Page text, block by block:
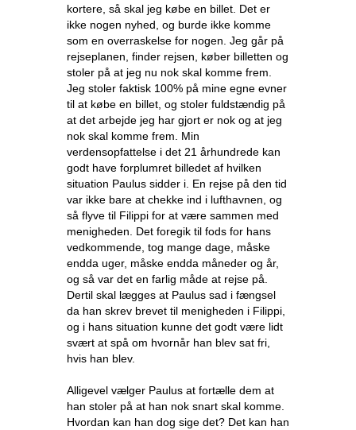
kortere, så skal jeg købe en billet. Det er
ikke nogen nyhed, og burde ikke komme
som en overraskelse for nogen. Jeg går på
rejseplanen, finder rejsen, køber billetten og
stoler på at jeg nu nok skal komme frem.
Jeg stoler faktisk 100% på mine egne evner
til at købe en billet, og stoler fuldstændig på
at det arbejde jeg har gjort er nok og at jeg
nok skal komme frem. Min
verdensopfattelse i det 21 århundrede kan
godt have forplumret billedet af hvilken
situation Paulus sidder i. En rejse på den tid
var ikke bare at chekke ind i lufthavnen, og
så flyve til Filippi for at være sammen med
menigheden. Det foregik til fods for hans
vedkommende, tog mange dage, måske
endda uger, måske endda måneder og år,
og så var det en farlig måde at rejse på.
Dertil skal lægges at Paulus sad i fængsel
da han skrev brevet til menigheden i Filippi,
og i hans situation kunne det godt være lidt
svært at spå om hvornår han blev sat fri,
hvis han blev.
Alligevel vælger Paulus at fortælle dem at
han stoler på at han nok snart skal komme.
Hvordan kan han dog sige det? Det kan han